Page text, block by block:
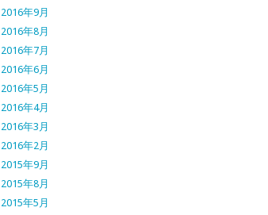
2016年9月
2016年8月
2016年7月
2016年6月
2016年5月
2016年4月
2016年3月
2016年2月
2015年9月
2015年8月
2015年5月